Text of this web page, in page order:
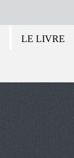
LE LIVRE